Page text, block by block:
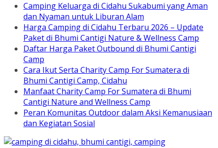
Camping Keluarga di Cidahu Sukabumi yang Aman
dan Nyaman untuk Liburan Alam
Harga Camping di Cidahu Terbaru 2026 – Update
Paket di Bhumi Cantigi Nature & Wellness Camp
Daftar Harga Paket Outbound di Bhumi Cantigi
Camp
Cara Ikut Serta Charity Camp For Sumatera di
Bhumi Cantigi Camp, Cidahu
Manfaat Charity Camp For Sumatera di Bhumi
Cantigi Nature and Wellness Camp
Peran Komunitas Outdoor dalam Aksi Kemanusiaan
dan Kegiatan Sosial